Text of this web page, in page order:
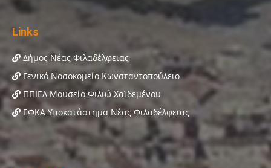
Links
Δήμος Νέας Φιλαδέλφειας
Γενικό Νοσοκομείο Κωνσταντοπούλειο
ΠΠΙΕΔ Μουσείο Φιλιώ Χαϊδεμένου
ΕΦΚΑ Υποκατάστημα Νέας Φιλαδέλφειας